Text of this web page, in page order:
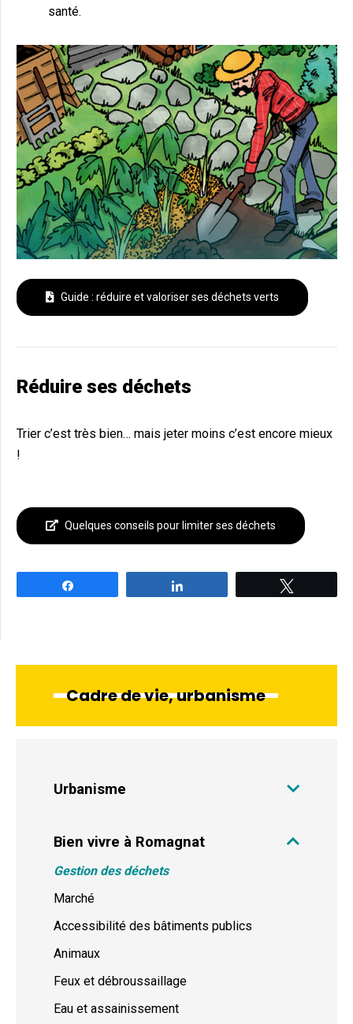
santé.
Guide : réduire et valoriser ses déchets verts
Réduire ses déchets
Trier c’est très bien… mais jeter moins c’est encore mieux
!
Quelques conseils pour limiter ses déchets
Cadre de vie, urbanisme
Urbanisme
Bien vivre à Romagnat
Gestion des déchets
Marché
Accessibilité des bâtiments publics
Animaux
Feux et débroussaillage
Eau et assainissement